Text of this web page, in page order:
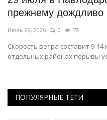
прежнему дождливо
Июль 29, 2026 0 78
Скорость ветра составит 9-
отдельных районах порывы
ПОПУЛЯРНЫЕ ТЕГИ